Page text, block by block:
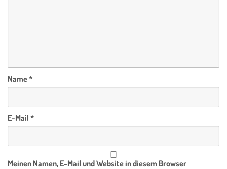
Name*
E-Mail *
Meinen Namen, E-Mail und Website in diesem Browser